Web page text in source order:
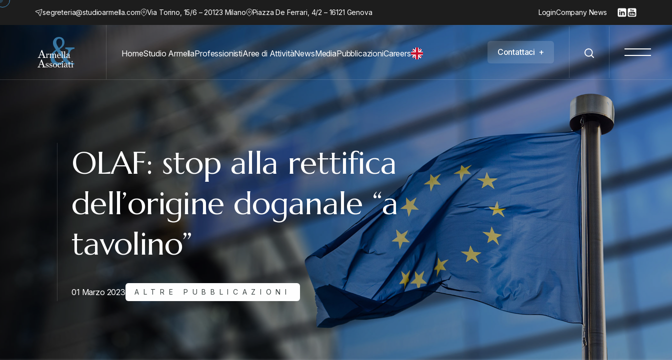
segreteria@studioarmella.com Via Torino, 15/6 – 20123 Milano Piazza De Ferrari, 4/2 – 16121 Genova LoginCompany News
HomeStudio ArmellaProfessionistiAree di AttivitàNewsMediaPubblicazioniCareers Contattaci +
OLAF: stop alla rettifica
dell’origine doganale “a
tavolino”
01 Marzo 2023 ALTRE PUBBLICAZIONI